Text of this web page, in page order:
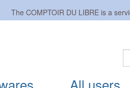
The COMPTOIR DU LIBREis a